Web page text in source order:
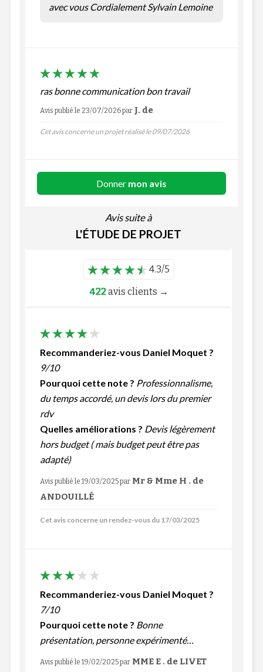
Avis suite à
L'ÉTUDE DE PROJET
4.3/5
422avis clients →
Recommanderiez-vous Daniel Moquet ?
9/10
Pourquoi cette note ? Professionnalisme,
du temps accordé, un devis lors du premier
rdv
Quelles améliorations ? Devis légèrement
hors budget ( mais budget peut être pas
adapté)
Avis publié le 19/03/2025par Mr & Mme H . de
ANDOUILLÉ
Cet avis concerne un rendez-vous du 17/03/2025
Recommanderiez-vous Daniel Moquet ?
7/10
Pourquoi cette note ? Bonne
présentation, personne expérimenté
Avis publié le 19/02/2025par MME E . de LIVET
avec vous Cordialement Sylvain Lemoine
ras bonne communication bon travail
Avis publié le 23/07/2026par J. de
Cet avis concerne un projet réalisé le 09/07/2026
Donner mon avis